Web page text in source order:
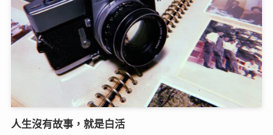
人生沒有故事，就是白活